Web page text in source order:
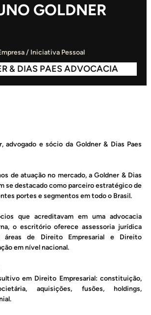
GOLDNER
/ Iniciativa Pessoal
& DIAS PAES ADVOCACIA
advogado e sócio da Goldner & Dias Paes
de atuação no mercado, a Goldner & Dias
se destacado como parceiro estratégico de
portes e segmentos em todo o Brasil.
que acreditavam em uma advocacia
o escritório oferece assessoria jurídica
áreas de Direito Empresarial e Direito
em nível nacional.
em Direito Empresarial: constituição,
aquisições, fusões, holdings,